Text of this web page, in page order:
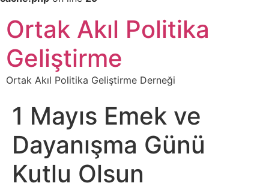
Ortak Akıl Politika
Geliştirme
Ortak Akıl Politika Geliştirme Derneği
1 Mayıs Emek ve
Dayanışma Günü
Kutlu Olsun